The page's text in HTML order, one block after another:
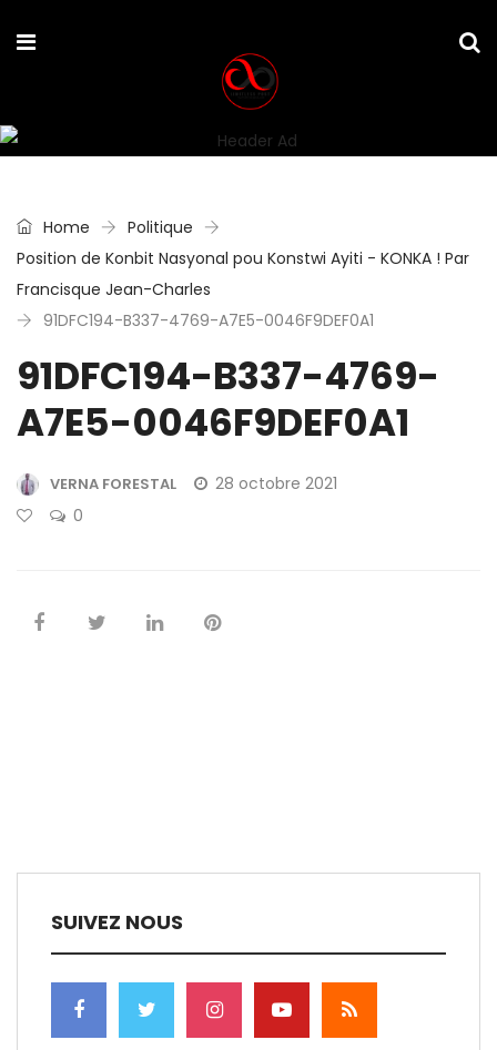
Home
Politique
Position de Konbit Nasyonal pou Konstwi Ayiti - KONKA ! Par
Francisque Jean-Charles
91DFC194-B337-4769-A7E5-0046F9DEF0A1
91DFC194-B337-4769-
A7E5-0046F9DEF0A1
VERNA FORESTAL
28 octobre 2021
0
SUIVEZ NOUS